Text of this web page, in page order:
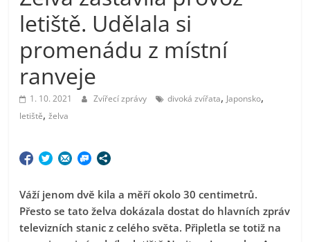
letiště. Udělala si
promenádu z místní
ranveje
1. 10. 2021 Zvířecí zprávy divoká zvířata, Japonsko,
letiště,želva
Váží jenom dvě kila a měří okolo 30 centimetrů.
Přesto se tato želva dokázala dostat do hlavních zpráv
televizních stanic z celého světa. Připletla se totiž na